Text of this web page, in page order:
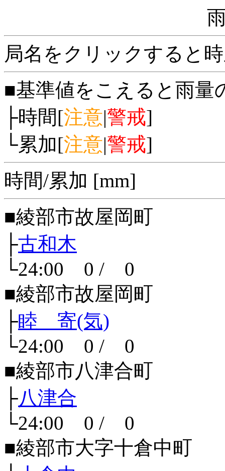
局名をクリックすると
■基準値をこえると雨量
├時間[注意|警戒]
└累加[注意|警戒]
時間/累加 [mm]
■綾部市故屋岡町
├古和木
└24:00 0 / 0
■綾部市故屋岡町
├睦 寄(気)
└24:00 0 / 0
■綾部市八津合町
├八津合
└24:00 0 / 0
■綾部市大字十倉中町